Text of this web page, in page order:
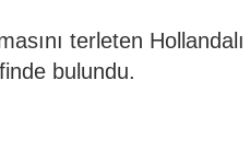
terleten Hollandalı
bulundu.